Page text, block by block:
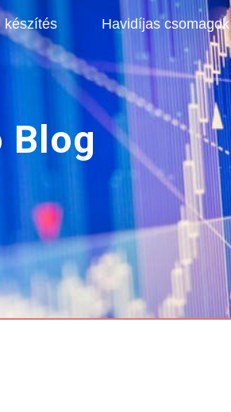
készítés Havidíjas csomagok
Blog